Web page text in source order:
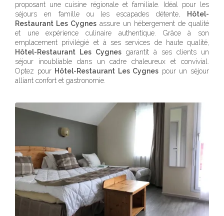
proposant une cuisine régionale et familiale. Idéal pour les
séjours en famille ou les escapades détente,
Hôtel-
Restaurant Les Cygnes assure un hébergement de qualité
et une expérience culinaire authentique. Grâce à son
emplacement privilégié et à ses services de haute qualité,
Hôtel-Restaurant Les Cygnes garantit à ses clients un
séjour inoubliable dans un cadre chaleureux et convivial.
Optez pour Hôtel-Restaurant Les Cygnes pour un séjour
alliant confort et gastronomie.